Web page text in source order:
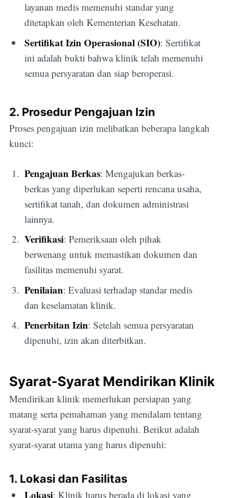
layanan medis memenuhi standar yang
ditetapkan oleh Kementerian Kesehatan.
Sertifikat Izin Operasional (SIO): Sertifikat
ini adalah bukti bahwa klinik telah memenuhi
semua persyaratan dan siap beroperasi.
2. Prosedur Pengajuan Izin
Proses pengajuan izin melibatkan beberapa langkah
kunci:
Pengajuan Berkas: Mengajukan berkas-
berkas yang diperlukan seperti rencana usaha,
sertifikat tanah, dan dokumen administrasi
lainnya.
Verifikasi: Pemeriksaan oleh pihak
berwenang untuk memastikan dokumen dan
fasilitas memenuhi syarat.
Penilaian: Evaluasi terhadap standar medis
dan keselamatan klinik.
Penerbitan Izin: Setelah semua persyaratan
dipenuhi, izin akan diterbitkan.
Syarat-Syarat Mendirikan Klinik
Mendirikan klinik memerlukan persiapan yang
matang serta pemahaman yang mendalam tentang
syarat-syarat yang harus dipenuhi. Berikut adalah
syarat-syarat utama yang harus dipenuhi:
1. Lokasi dan Fasilitas
Lokasi: Klinik harus berada di lokasi yang